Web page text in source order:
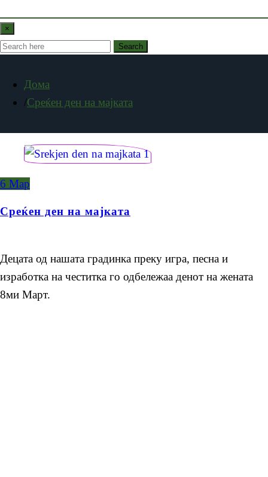
×
Search
Дома
Среќен ден на мајката
6 Мар
Среќен ден на мајката
Децата од нашата градинка преку игра, песна и
изработка на честитка го одбележаа денот на жената
8ми Март.